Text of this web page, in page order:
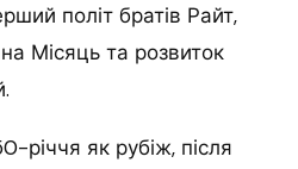
політ братів Райт,
Місяць та розвиток
річчя як рубіж, після